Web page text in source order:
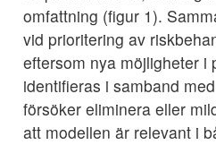
omfattning (figur 1).
vid prioritering av
eftersom nya möjligheter i
identifieras i samband
försöker eliminera eller
att modellen är relevant i